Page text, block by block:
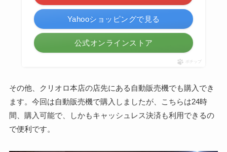
Yahooショッピングで見る
公式オンラインストア
ポチップ
その他、クリオロ本店の店先にある自動販売機でも購入でき
ます。今回は自動販売機で購入しましたが、こちらは24時
間、購入可能で、しかもキャッシュレス決済も利用できるの
で便利です。